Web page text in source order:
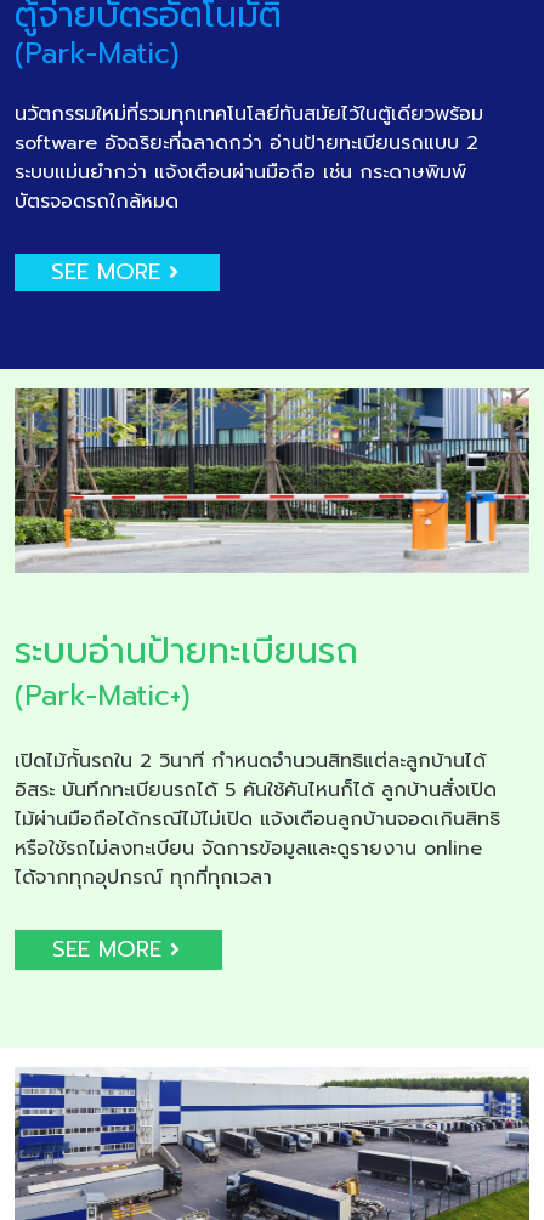
ตู้จ่ายบัตรอัตโนมัติ
(Park-Matic)
นวัตกรรมใหม่ที่รวมทุกเทคโนโลยีทันสมัยไว้ในตู้เดียวพร้อม
software อัจฉริยะที่ฉลาดกว่า อ่านป้ายทะเบียนรถแบบ 2
ระบบแม่นยำกว่า แจ้งเตือนผ่านมือถือ เช่น กระดาษพิมพ์
บัตรจอดรถใกล้หมด
SEE MORE
ระบบอ่านป้ายทะเบียนรถ
(Park-Matic+)
เปิดไม้กั้นรถใน 2 วินาที กำหนดจำนวนสิทธิแต่ละลูกบ้านได้
อิสระ บันทึกทะเบียนรถได้ 5 คันใช้คันไหนก็ได้ ลูกบ้านสั่งเปิด
ไม้ผ่านมือถือได้กรณีไม้ไม่เปิด แจ้งเตือนลูกบ้านจอดเกินสิทธิ
หรือใช้รถไม่ลงทะเบียน จัดการข้อมูลและดูรายงาน online
ได้จากทุกอุปกรณ์ ทุกที่ทุกเวลา
SEE MORE